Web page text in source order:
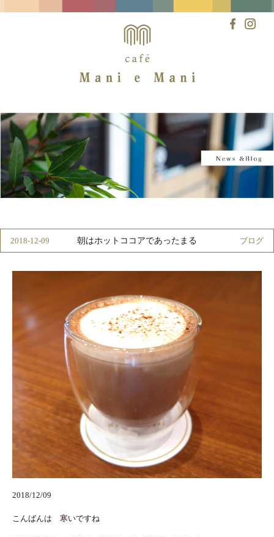
朝はホットココアであったまる
2018-12-09 ブログ
2018/12/09
こんばんは 寒いですね